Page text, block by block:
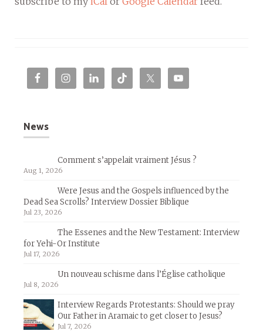
News
Comment s’appelait vraiment Jésus ?
Aug 1, 2026
Were Jesus and the Gospels influenced by the
Dead Sea Scrolls? Interview Dossier Biblique
Jul 23, 2026
The Essenes and the New Testament: Interview
for Yehi-Or Institute
Jul 17, 2026
Un nouveau schisme dans l’Église catholique
Jul 8, 2026
Interview Regards Protestants: Should we pray
Our Father in Aramaic to get closer to Jesus?
Jul 7, 2026